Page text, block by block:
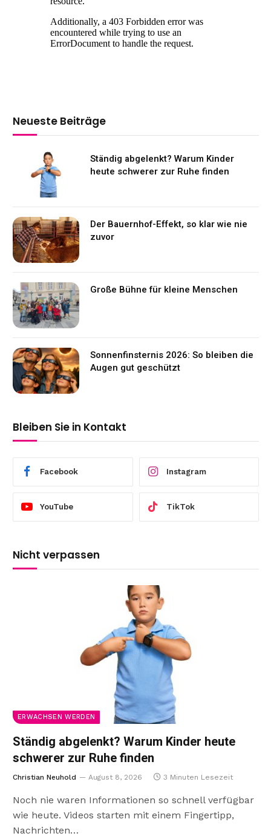
Neueste Beiträge
Ständig abgelenkt? Warum Kinder
heute schwerer zur Ruhe finden
Der Bauernhof-Effekt, so klar wie nie
zuvor
Große Bühne für kleine Menschen
Sonnenfinsternis 2026: So bleiben die
Augen gut geschützt
Bleiben Sie in Kontakt
Facebook Instagram
YouTube TikTok
Nicht verpassen
ERWACHSEN WERDEN
Ständig abgelenkt? Warum Kinder heute
schwerer zur Ruhe finden
Christian Neuhold August 8, 2026 3 Minuten Lesezeit
Noch nie waren Informationen so schnell verfügbar
wie heute. Videos starten mit einem Fingertipp,
Nachrichten…